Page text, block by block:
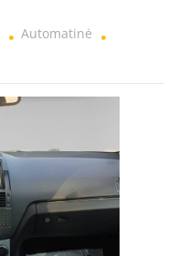
Automatinė